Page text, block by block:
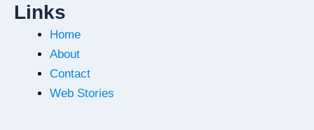
Links
Home
About
Contact
Web Stories